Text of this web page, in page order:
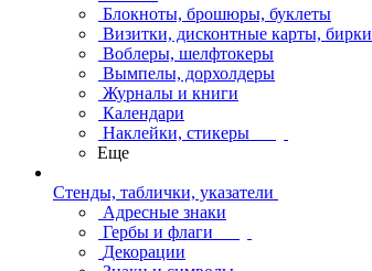
Блокноты, брошюры, буклеты
Визитки, дисконтные карты, бирки
Воблеры, шелфтокеры
Вымпелы, дорхолдеры
Журналы и книги
Календари
Наклейки, стикеры
Еще
Стенды, таблички, указатели
Адресные знаки
Гербы и флаги
Декорации